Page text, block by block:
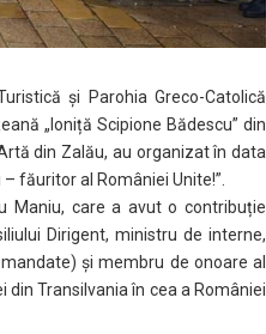
și Parohia Greco-Catolică
„Ioniță Scipione Bădescu” din
din Zalău, au organizat în data
făuritor al României Unite!”.
Maniu, care a avut o contribuție
Dirigent, ministru de interne,
și membru de onoare al
Transilvania în cea a României